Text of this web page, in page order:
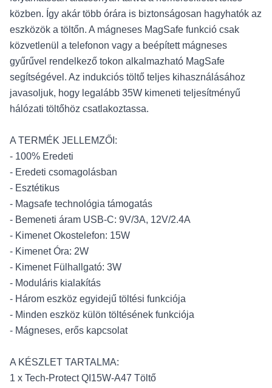
közben. Így akár több órára is biztonságosan hagyhatók az
eszközök a töltőn. A mágneses MagSafe funkció csak
közvetlenül a telefonon vagy a beépített mágneses
gyűrűvel rendelkező tokon alkalmazható MagSafe
segítségével. Az indukciós töltő teljes kihasználásához
javasoljuk, hogy legalább 35W kimeneti teljesítményű
hálózati töltőhöz csatlakoztassa.
A TERMÉK JELLEMZŐI:
- 100% Eredeti
- Eredeti csomagolásban
- Esztétikus
- Magsafe technológia támogatás
- Bemeneti áram USB-C: 9V/3A, 12V/2.4A
- Kimenet Okostelefon: 15W
- Kimenet Óra: 2W
- Kimenet Fülhallgató: 3W
- Moduláris kialakítás
- Három eszköz egyidejű töltési funkciója
- Minden eszköz külön töltésének funkciója
- Mágneses, erős kapcsolat
A KÉSZLET TARTALMA:
1 x Tech-Protect QI15W-A47 Töltő